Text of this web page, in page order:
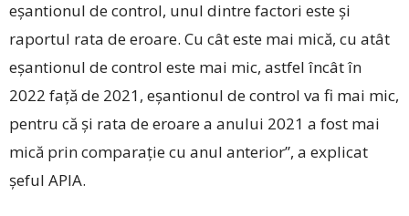
eșantionul de control, unul dintre factori este și
raportul rata de eroare. Cu cât este mai mică, cu atât
eșantionul de control este mai mic, astfel încât în
2022 față de 2021, eșantionul de control va fi mai mic,
pentru că și rata de eroare a anului 2021 a fost mai
mică prin comparație cu anul anterior”, a explicat
șeful APIA.